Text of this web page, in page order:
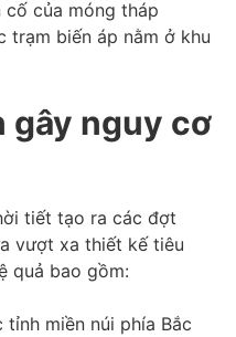
của móng tháp
trạm biến áp nằm ở khu
gây nguy cơ
tiết tạo ra các đợt
vượt xa thiết kế tiêu
quả bao gồm:
miền núi phía Bắc